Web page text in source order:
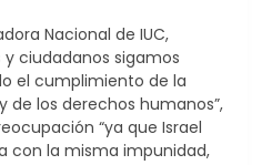
Nacional de IUC,
ciudadanos sigamos
el cumplimiento de la
de los derechos humanos”,
“ya que Israel
con la misma impunidad,